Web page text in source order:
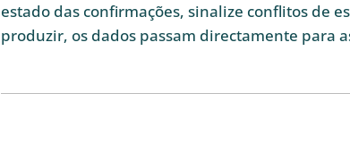
estado das confirmações, sinalize conflitos de
produzir, os dados passam directamente para